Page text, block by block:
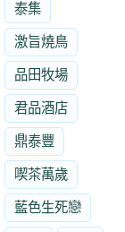
泰集
激旨燒鳥
品田牧場
君品酒店
鼎泰豐
喫茶萬歲
藍色生死戀